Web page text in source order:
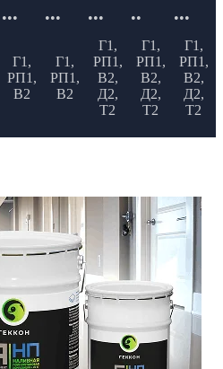
••• ••• ••• •• •••
Г1,
РП1,
В2
Г1,
РП1,
В2
Г1,
РП1,
В2,
Д2,
Т2
Г1,
РП1,
В2,
Д2,
Т2
Г1,
РП1,
В2,
Д2,
Т2